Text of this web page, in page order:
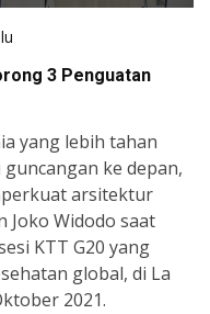
3 Penguatan
yang lebih tahan
ke depan,
arsitektur
Joko Widodo saat
KTT G20 yang
global, di La
2021.